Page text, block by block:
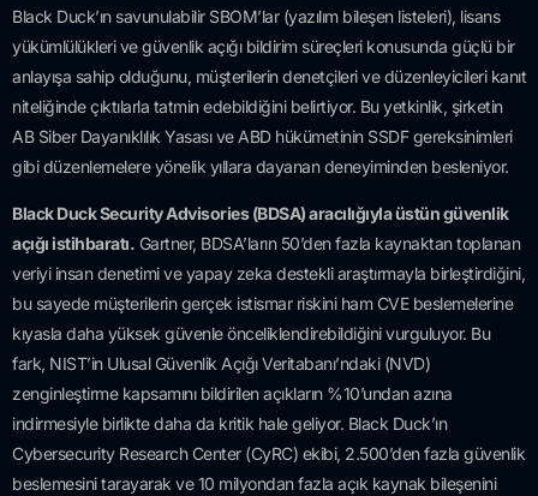
Black Duck’ın savunulabilir SBOM’lar (yazılım bileşen listeleri), lisans
yükümlülükleri ve güvenlik açığı bildirim süreçleri konusunda güçlü bir
anlayışa sahip olduğunu, müşterilerin denetçileri ve düzenleyicileri kanıt
niteliğinde çıktılarla tatmin edebildiğini belirtiyor. Bu yetkinlik, şirketin
AB Siber Dayanıklılık Yasası ve ABD hükümetinin SSDF gereksinimleri
gibi düzenlemelere yönelik yıllara dayanan deneyiminden besleniyor.
Black Duck Security Advisories (BDSA) aracılığıyla üstün güvenlik
açığı istihbaratı. Gartner, BDSA’ların 50’den fazla kaynaktan toplanan
veriyi insan denetimi ve yapay zeka destekli araştırmayla birleştirdiğini,
bu sayede müşterilerin gerçek istismar riskini ham CVE beslemelerine
kıyasla daha yüksek güvenle önceliklendirebildiğini vurguluyor. Bu
fark, NIST’in Ulusal Güvenlik Açığı Veritabanı’ndaki (NVD)
zenginleştirme kapsamını bildirilen açıkların %10’undan azına
indirmesiyle birlikte daha da kritik hale geliyor. Black Duck’ın
Cybersecurity Research Center (CyRC) ekibi, 2.500’den fazla güvenlik
beslemesini tarayarak ve 10 milyondan fazla açık kaynak bileşenini